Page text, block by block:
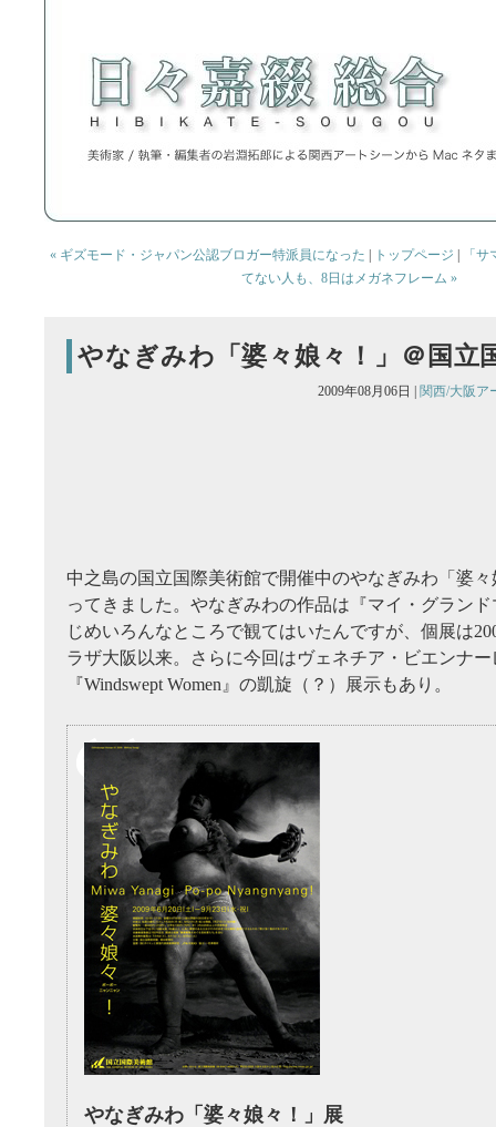
« ギズモード・ジャパン公認ブロガー特派員になった トップページ
「
てない人も、8日はメガネフレーム »
やなぎみわ「婆々娘々！」＠国立
2009年08月06日 | 関西/大阪ア
中之島の国立国際美術館で開催中のやなぎみわ「婆
ってきました。やなぎみわの作品は『マイ・グラン
じめいろんなところで観てはいたんですが、個展は
ラザ大阪以来。さらに今回はヴェネチア・ビエンナ
『Windswept Women』の凱旋（？）展示もあり。
やなぎみわ「婆々娘々！」展